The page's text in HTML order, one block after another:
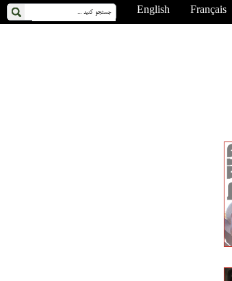
English Français